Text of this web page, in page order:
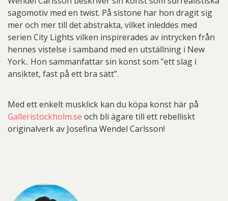
sagomotiv med en twist. På sistone har hon dragit sig
mer och mer till det abstrakta, vilket inleddes med
serien City Lights vilken inspirerades av intrycken från
hennes vistelse i samband med en utställning i New
York.. Hon sammanfattar sin konst som ”ett slag i
ansiktet, fast på ett bra sätt”.
Med ett enkelt musklick kan du köpa konst här på
Galleristockholm.se och bli ägare till ett rebelliskt
originalverk av Josefina Wendel Carlsson!